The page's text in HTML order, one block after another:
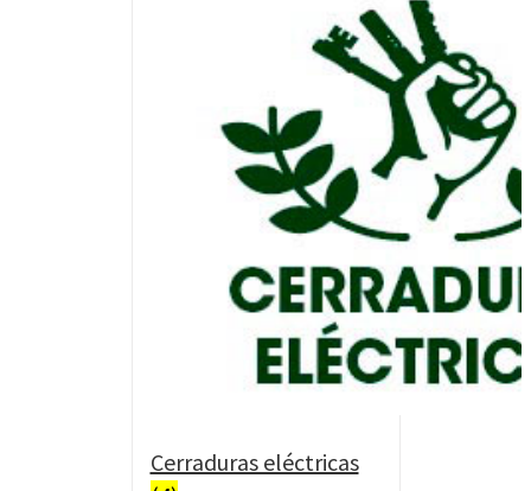
Cerraduras eléctricas